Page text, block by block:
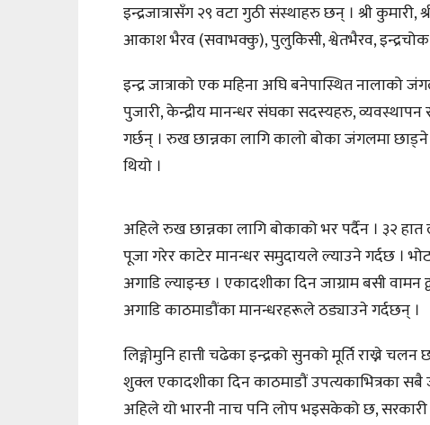
इन्द्रजात्रासँग २९ वटा गुठी संस्थाहरु छन् । श्री
आकाश भैरव (सवाभक्कु), पुलुकिसी, श्वेतभैरव,
इन्द्र जात्राको एक महिना अघि बनेपास्थित नालाको
पुजारी, केन्द्रीय मानन्धर संघका सदस्यहरु,
गर्छन् । रुख छान्नका लागि कालो बोका जंगलमा
थियो ।
अहिले रुख छान्नका लागि बोकाको भर पर्दैन । ३२ हात
पूजा गरेर काटेर मानन्धर समुदायले ल्याउने गर्दछ ।
अगाडि ल्याइन्छ । एकादशीका दिन जाग्राम बसी
अगाडि काठमाडौंका मानन्धरहरूले ठड्याउने गर्दछन् ।
लिङ्गोमुनि हात्ती चढेका इन्द्रको सुनको मूर्ति राख्ने
शुक्ल एकादशीका दिन काठमाडौं उपत्यकाभित्रका सबै
अहिले यो भारनी नाच पनि लोप भइसकेको छ,